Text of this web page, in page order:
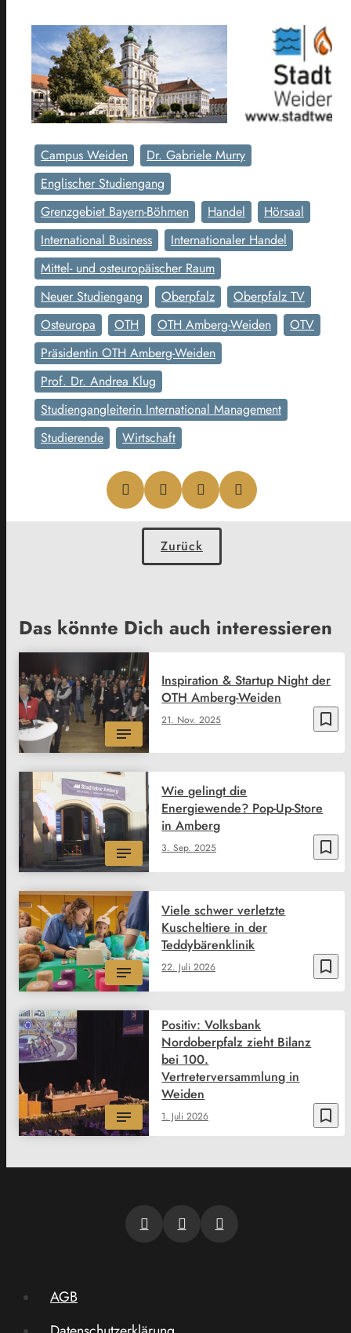
Campus Weiden
Dr. Gabriele Murry
Englischer Studiengang
Grenzgebiet Bayern-Böhmen
Handel
Hörsaal
International Business
Internationaler Handel
Mittel- und osteuropäischer Raum
Neuer Studiengang
Oberpfalz
Oberpfalz TV
Osteuropa
OTH OTH Amberg-Weiden
OTV
Präsidentin OTH Amberg-Weiden
Prof. Dr. Andrea Klug
Studiengangleiterin International Management
Studierende
Wirtschaft
Zurück
Das könnte Dich auch interessieren
bookmark_border
21. Nov. 2025
Inspiration & Startup Night der
OTH Amberg-Weiden
bookmark_border
3. Sep. 2025
Wie gelingt die
Energiewende? Pop-Up-Store
in Amberg
bookmark_border
22. Juli 2026
Viele schwer verletzte
Kuscheltiere in der
Teddybärenklinik
bookmark_border
1. Juli 2026
Positiv: Volksbank
Nordoberpfalz zieht Bilanz
bei 100.
Vertreterversammlung in
Weiden
AGB